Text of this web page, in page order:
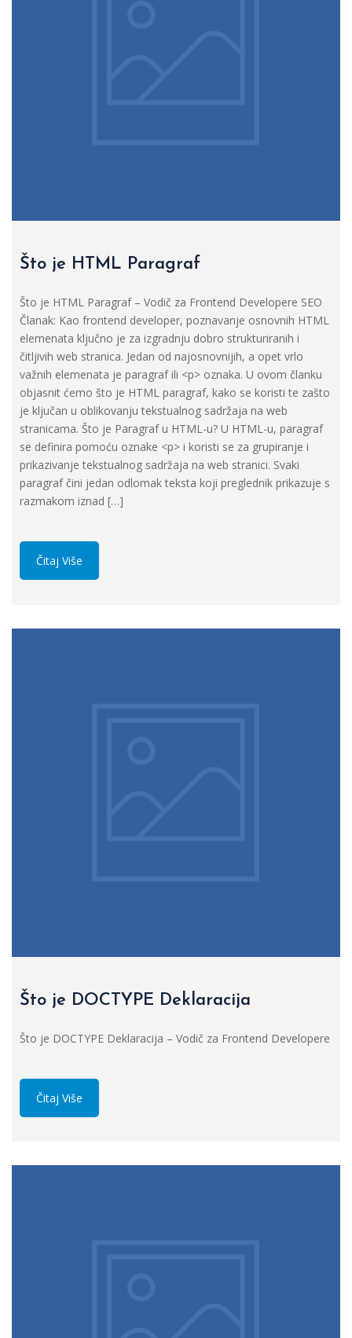
Što je HTML Paragraf
Što je HTML Paragraf – Vodič za Frontend Developere SEO
Članak: Kao frontend developer, poznavanje osnovnih HTML
elemenata ključno je za izgradnju dobro strukturiranih i
čitljivih web stranica. Jedan od najosnovnijih, a opet vrlo
važnih elemenata je paragraf ili <p> oznaka. U ovom članku
objasnit ćemo što je HTML paragraf, kako se koristi te zašto
je ključan u oblikovanju tekstualnog sadržaja na web
stranicama. Što je Paragraf u HTML-u? U HTML-u, paragraf
se definira pomoću oznake <p> i koristi se za grupiranje i
prikazivanje tekstualnog sadržaja na web stranici. Svaki
paragraf čini jedan odlomak teksta koji preglednik prikazuje s
razmakom iznad […]
Čitaj Više
Što je DOCTYPE Deklaracija
Što je DOCTYPE Deklaracija – Vodič za Frontend Developere
Čitaj Više